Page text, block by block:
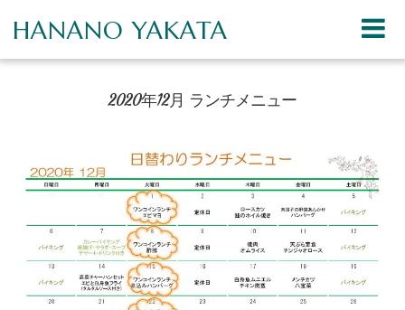
HANANO YAKATA
2020年12月 ランチメニュー